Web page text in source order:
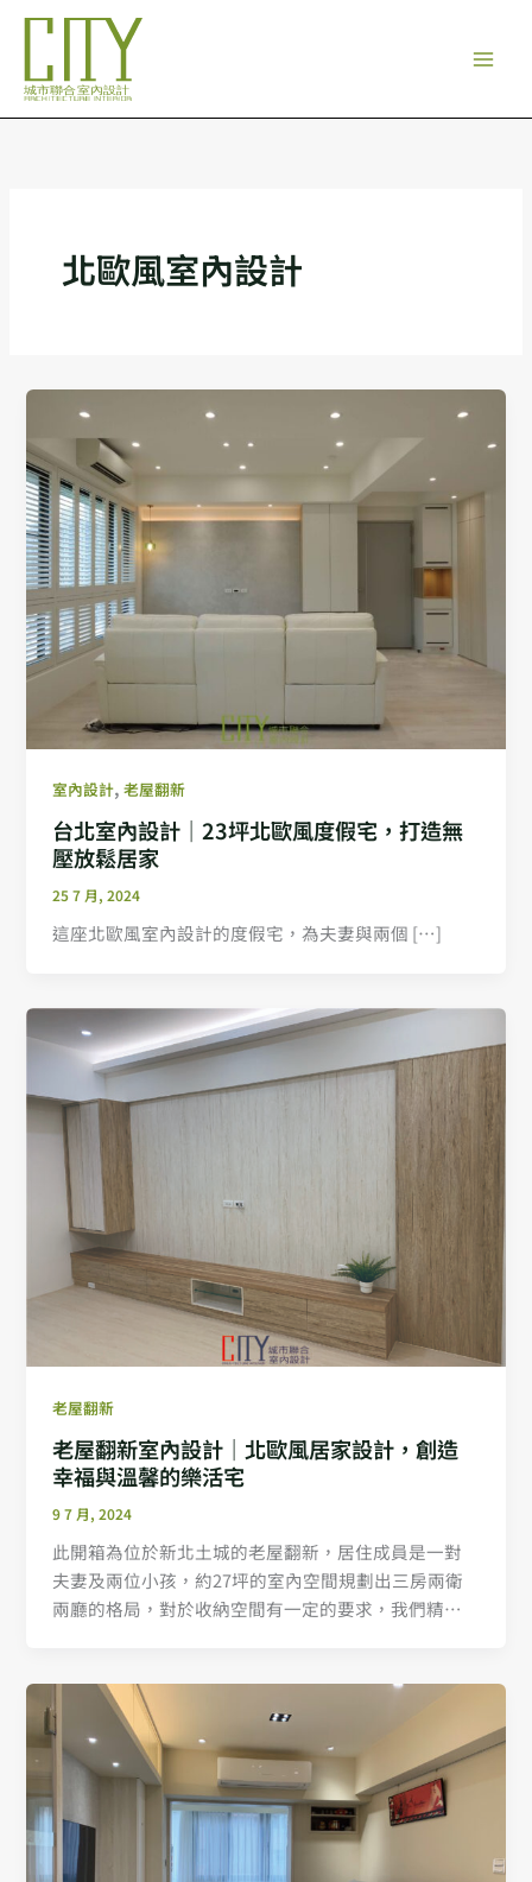
內
北歐風室內設計
室內設計,老屋翻新
台北室內設計｜23坪北歐風度假宅，打造無
壓放鬆居家
25 7 月, 2024
這座北歐風室內設計的度假宅，為夫妻與兩個 […]
老屋翻新
老屋翻新室內設計｜北歐風居家設計，創造
幸福與溫馨的樂活宅
9 7 月, 2024
此開箱為位於新北土城的老屋翻新，居住成員是一對
夫妻及兩位小孩，約27坪的室內空間規劃出三房兩衛
兩廳的格局，對於收納空間有一定的要求，我們精心
造出適合一家四口居住，貼近自然的樂活宅。